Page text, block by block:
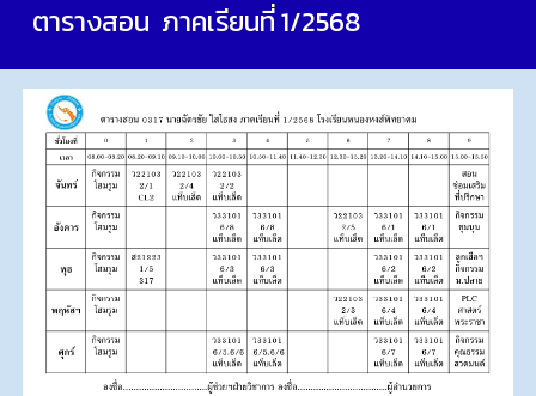
ตารางสอน ภาคเรียนที่ 1/2568